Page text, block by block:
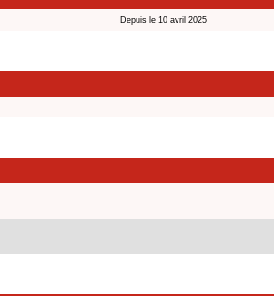
Depuis le 10 avril 2025